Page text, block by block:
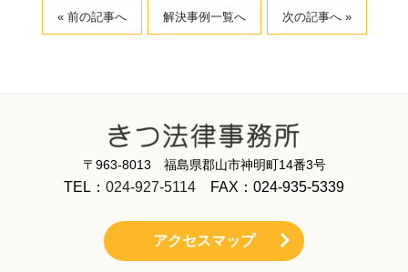
« 前の記事へ 解決事例一覧へ 次の記事へ »
〒963-8013 福島県郡山市神明町14番3号
TEL： 024-927-5114 FAX：024-935-5339
アクセスマップ